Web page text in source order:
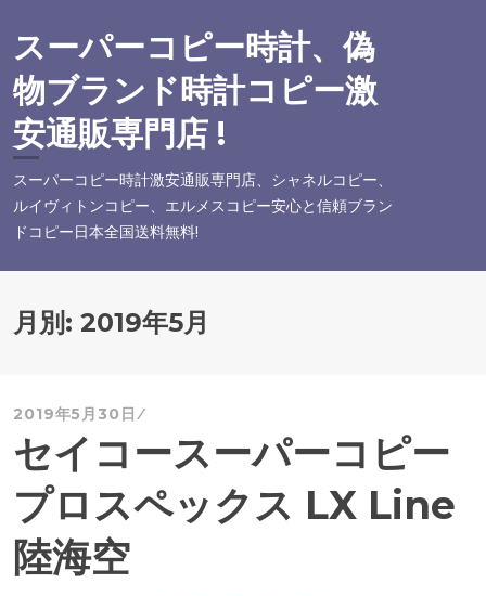
テ
ン
ツ
へ
スーパーコピー時計、偽
物ブランド時計コピー激
安通販専門店 !
スーパーコピー時計激安通販専門店、シャネルコピー、
ルイヴィトンコピー、エルメスコピー安心と信頼ブラン
ドコピー日本全国送料無料!
月別: 2019年5月
2019年5月30日
セイコースーパーコピー
プロスペックス LX Line
陸海空